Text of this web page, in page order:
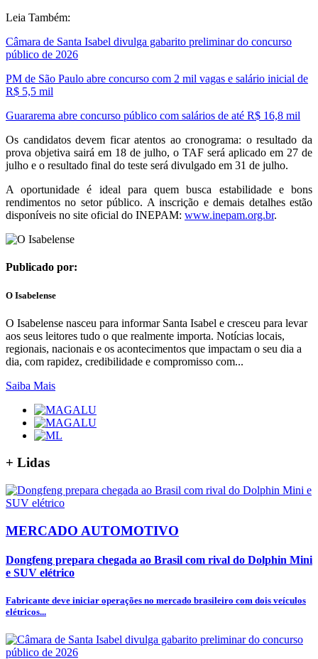
Leia Também:
Câmara de Santa Isabel divulga gabarito preliminar do concurso
público de 2026
PM de São Paulo abre concurso com 2 mil vagas e salário inicial de
R$ 5,5 mil
Guararema abre concurso público com salários de até R$ 16,8 mil
Os candidatos devem ficar atentos ao cronograma: o resultado da
prova objetiva sairá em 18 de julho, o TAF será aplicado em 27 de
julho e o resultado final do teste será divulgado em 31 de julho.
A oportunidade é ideal para quem busca estabilidade e bons
rendimentos no setor público. A inscrição e demais detalhes estão
disponíveis no site oficial do INEPAM: www.inepam.org.br.
Publicado por:
O Isabelense
O Isabelense nasceu para informar Santa Isabel e cresceu para levar
aos seus leitores tudo o que realmente importa. Notícias locais,
regionais, nacionais e os acontecimentos que impactam o seu dia a
dia, com rapidez, credibilidade e compromisso com...
Saiba Mais
+ Lidas
MERCADO AUTOMOTIVO
Dongfeng prepara chegada ao Brasil com rival do Dolphin Mini
e SUV elétrico
Fabricante deve iniciar operações no mercado brasileiro com dois veículos
elétricos...